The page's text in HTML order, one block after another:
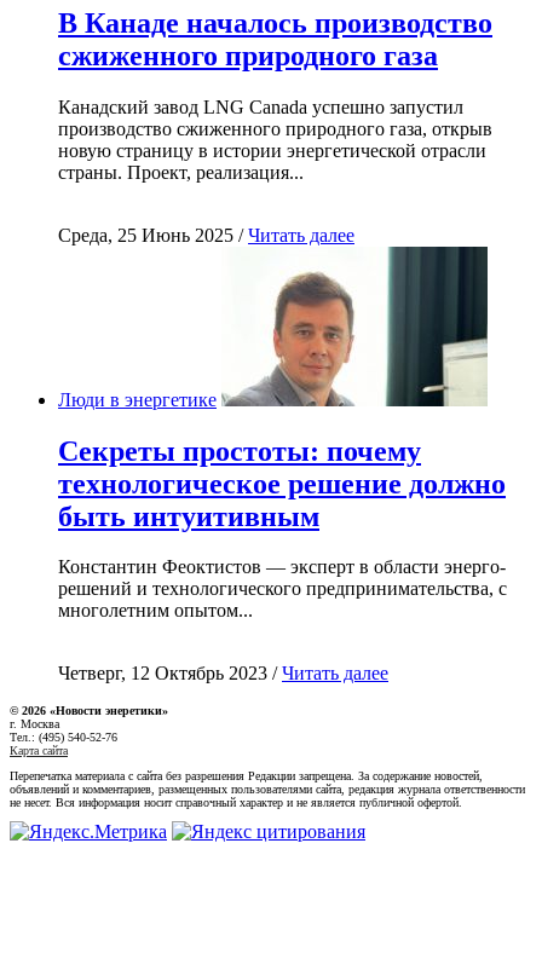
В Канаде началось производство
сжиженного природного газа
Канадский завод LNG Canada успешно запустил
производство сжиженного природного газа, открыв
новую страницу в истории энергетической отрасли
страны. Проект, реализация...
Среда, 25 Июнь 2025 /Читать далее
Люди в энергетике
Секреты простоты: почему
технологическое решение должно
быть интуитивным
Константин Феоктистов — эксперт в области энерго-
решений и технологического предпринимательства, с
многолетним опытом...
Четверг, 12 Октябрь 2023 /Читать далее
© 2026 «Новости энеретики»
г. Москва
Тел.: (495) 540-52-76
Карта сайта
Перепечатка материала с сайта без разрешения Редакции запрещена. За содержание новостей,
объявлений и комментариев, размещенных пользователями сайта, редакция журнала ответственности
не несет. Вся информация носит справочный характер и не является публичной офертой.